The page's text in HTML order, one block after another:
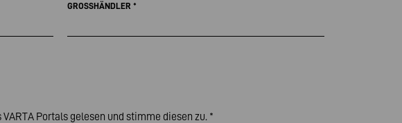
GROSSHÄNDLER*
Portals gelesen und stimme diesen zu. *